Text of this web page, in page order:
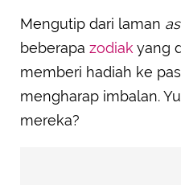
Mengutip dari laman
beberapa zodiak yang
memberi hadiah ke
mengharap imbalan.
mereka?